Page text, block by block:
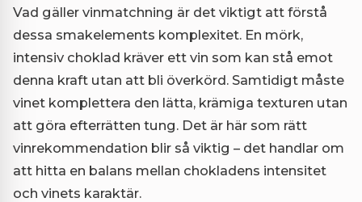
Vad gäller vinmatchning är det viktigt att förstå
dessa smakelements komplexitet. En mörk,
intensiv choklad kräver ett vin som kan stå emot
denna kraft utan att bli överkörd. Samtidigt måste
vinet komplettera den lätta, krämiga texturen utan
att göra efterrätten tung. Det är här som rätt
vinrekommendation blir så viktig – det handlar om
att hitta en balans mellan chokladens intensitet
och vinets karaktär.